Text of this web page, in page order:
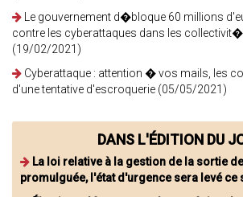
Le gouvernement d�bloque 60 millions
contre les cyberattaques dans les
(19/02/2021)
Cyberattaque : attention � vos mails, les
d'une tentative d'escroquerie (05/05/2021)
DANS L'ÉDITION DU
La loi relative à la gestion de la sortie
promulguée, l'état d'urgence sera levé ce